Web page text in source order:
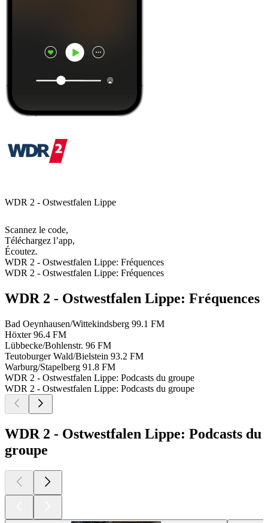
WDR 2 - Ostwestfalen Lippe
Scannez le code,
Téléchargez l’app,
Écoutez.
WDR 2 - Ostwestfalen Lippe: Fréquences
WDR 2 - Ostwestfalen Lippe: Fréquences
WDR 2 - Ostwestfalen Lippe: Fréquences
Bad Oeynhausen/Wittekindsberg 99.1 FM
Höxter 96.4 FM
Lübbecke/Bohlenstr. 96 FM
Teutoburger Wald/Bielstein 93.2 FM
Warburg/Stapelberg 91.8 FM
WDR 2 - Ostwestfalen Lippe: Podcasts du groupe
WDR 2 - Ostwestfalen Lippe: Podcasts du groupe
WDR 2 - Ostwestfalen Lippe: Podcasts du
groupe